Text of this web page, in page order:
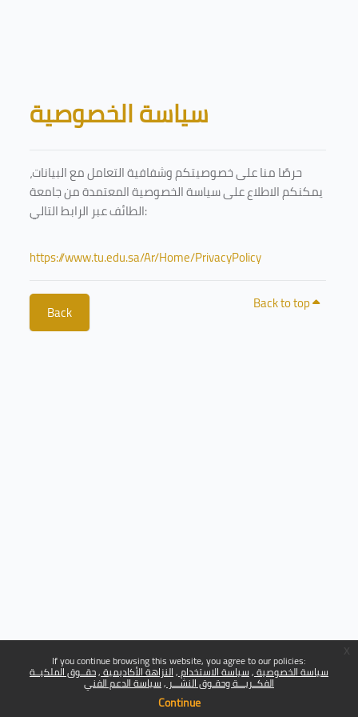
If you continue browsing this website, you agree to our policies:
سياسة الخصوصية سياسة الاستخدام النزاهة الأكاديمية حقــوق الملكيــة
الفكــريـــة وحقـوق النشـــر سياسة الدعم الفني
Continue
Blocks
سياسة الخصوصية
حرصًا منا على خصوصيتكم وشفافية التعامل مع البيانات،
يمكنكم الاطلاع على سياسة الخصوصية المعتمدة من جامعة
الطائف عبر الرابط التالي:
https://www.tu.edu.sa/Ar/Home/PrivacyPolicy
Back Back to top